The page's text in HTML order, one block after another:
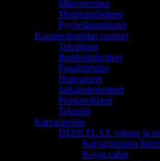
Mikroneulaus
Monitoimilaitteet
Pyyhelämmittimet
Kauneushoitolan tuotteet
Tekoripset
Ihonhoitotuotteet
Parafiinihoito
Hoitoaineet
Jalkahoitotuotteet
Pientarvikkeet
Tekstiilit
Karvanpoisto
DEPILFLAX vahaus ja
Karvanpoiston
Kovat vahat